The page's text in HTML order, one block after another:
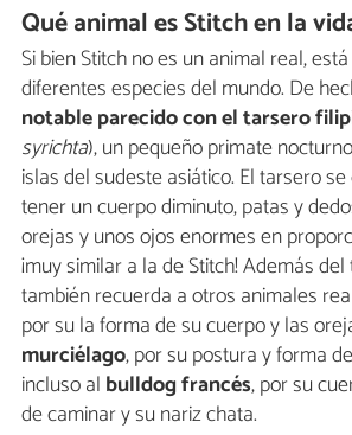
Qué animal es Stitch en la
Si bien Stitch no es un animal real,
diferentes especies del mundo. De
notable parecido con el tarsero
syrichta), un pequeño primate
islas del sudeste asiático. El tarsero
tener un cuerpo diminuto, patas y
orejas y unos ojos enormes en
¡muy similar a la de Stitch! Además
también recuerda a otros animales
por su la forma de su cuerpo y las
murciélago, por su postura y forma
incluso al bulldog francés, por su
de caminar y su nariz chata.